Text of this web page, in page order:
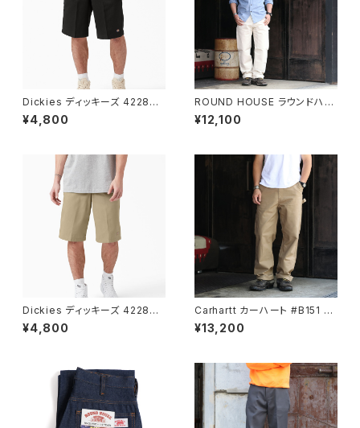
Dickies ディッキーズ 42283
ブラック ルーズフィット フロント
ワークショーツ 13inch
¥4,800
ROUND HOUSE ラウンドハウ
ス #1101 パンツ ストレート ペイ
ンター ダンガリー ナチュラル
¥12,100
Dickies ディッキーズ 42283
ミリタリーカーキ ルーズフィット
フロント ワークショーツ 13inch
¥4,800
Carhartt カーハート #B151 キ
ャンバスワークパンツ CANVAS
UTILITY WORK PANT ワー
¥13,200